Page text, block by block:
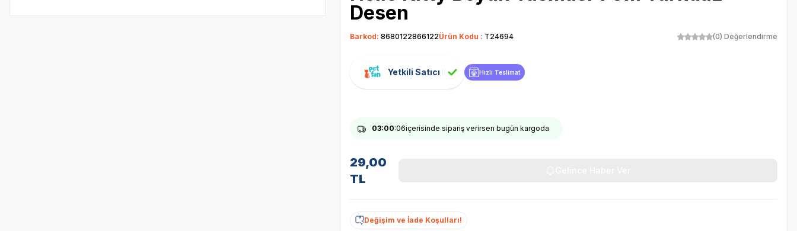
Desen
Barkod: 8680122866122Ürün Kodu : T24694 (0) Değerlendirme
Yetkili Satıcı Hızlı Teslimat
03:00:05içerisinde sipariş verirsen bugün kargoda
29,00
TL
Değişim ve İade Koşulları!